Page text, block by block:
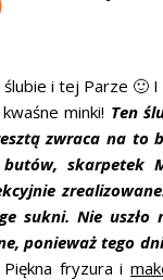
ślubie i tej Parze 🙂
minki! Ten
zwraca na to
skarpetek
sukni. Nie
ponieważ tego
Piękna fryzura i